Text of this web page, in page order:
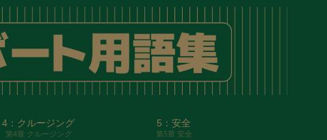
4：クルージング
第4章 クルージング
5：安全
第5章 安全